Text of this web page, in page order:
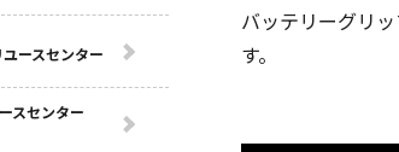
バッテリーグリ
す。
ユースセンター
スセンター